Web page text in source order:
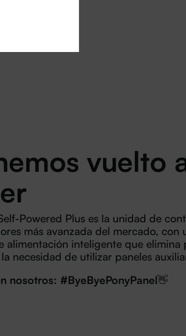
vuelto
Powered Plus es la unidad de
más avanzada del mercado, con
alimentación inteligente que elimina
necesidad de utilizar paneles
nosotros: #ByeByePonyPanel👋